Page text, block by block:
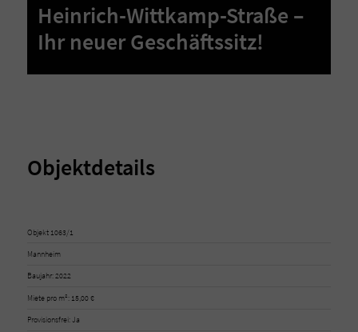
Heinrich-Wittkamp-Straße –
Ihr neuer Geschäftssitz!
Objektdetails
Objekt 1063/1
Mannheim
Baujahr: 2022
Miete pro m²: 15,00 €
Provisionsfrei: Ja